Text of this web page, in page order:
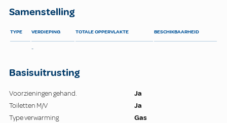
Samenstelling
TYPE VERDIEPING TOTALE OPPERVLAKTE BESCHIKBAARHEID
-
Basisuitrusting
Voorzieningen gehand.
Ja
Toiletten M/V
Ja
Type verwarming
Gas